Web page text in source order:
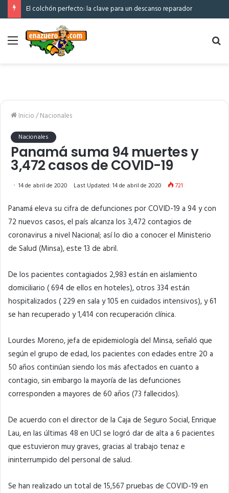
El colchón perfecto: la clave para un descanso reparador
Menú
Inicio/Nacionales
Nacionales
Panamá suma 94 muertes y
3,472 casos de COVID-19
14 de abril de 2020 Last Updated: 14 de abril de 2020 721
Panamá eleva su cifra de defunciones por COVID-19 a 94 y con
72 nuevos casos, el país alcanza los 3,472 contagios de
coronavirus a nivel Nacional; así lo dio a conocer el Ministerio
de Salud (Minsa), este 13 de abril.
De los pacientes contagiados 2,983 están en aislamiento
domiciliario ( 694 de ellos en hoteles), otros 334 están
hospitalizados ( 229 en sala y 105 en cuidados intensivos), y 61
se han recuperado y 1,414 con recuperación clínica.
Lourdes Moreno, jefa de epidemiología del Minsa, señaló que
según el grupo de edad, los pacientes con edades entre 20 a
50 años continúan siendo los más afectados en cuanto a
contagio, sin embargo la mayoría de las defunciones
corresponden a mayores de 60 años (73 fallecidos).
De acuerdo con el director de la Caja de Seguro Social, Enrique
Lau, en las últimas 48 en UCI se logró dar de alta a 6 pacientes
que estuvieron muy graves, gracias al trabajo tenaz e
ininterrumpido del personal de salud.
Se han realizado un total de 15,567 pruebas de COVID-19 en